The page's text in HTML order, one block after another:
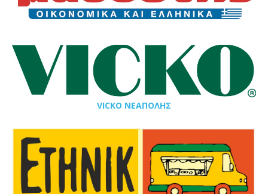
VICKO ΝΕΑΠΟΛΗΣ